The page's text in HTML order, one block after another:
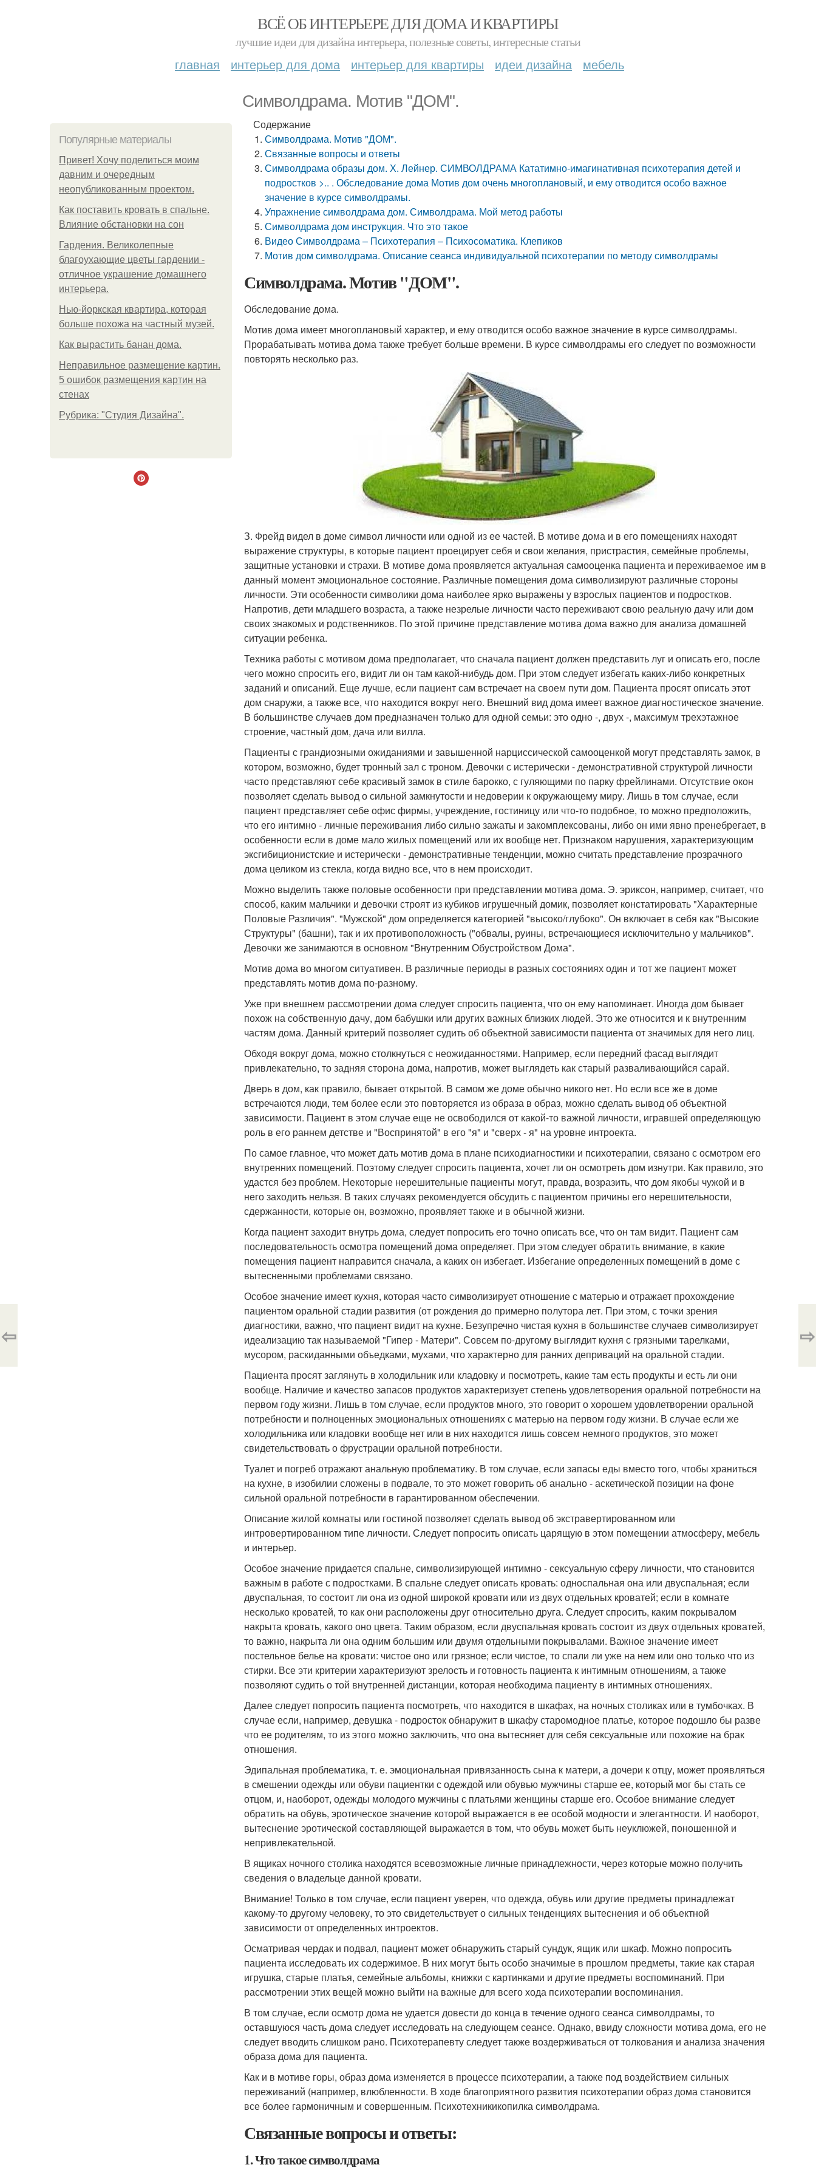
ВСЁ ОБ ИНТЕРЬЕРЕ ДЛЯ ДОМА И КВАРТИРЫ
лучшие идеи для дизайна интерьера, полезные советы, интересные статьи
главная интерьер для дома интерьер для квартиры идеи дизайна мебель
Символдрама. Мотив "ДОМ".
Популярные материалы
Привет! Хочу поделиться моим
давним и очередным
неопубликованным проектом.
Как поставить кровать в спальне.
Влияние обстановки на сон
Гардения. Великолепные
благоухающие цветы гардении -
отличное украшение домашнего
интерьера.
Нью-йоркская квартира, которая
больше похожа на частный музей.
Как вырастить банан дома.
Неправильное размещение картин.
5 ошибок размещения картин на
стенах
Рубрика: "Студия Дизайна".
Содержание
Символдрама. Мотив "ДОМ".
Связанные вопросы и ответы
Символдрама образы дом. Х. Лейнер. СИМВОЛДРАМА Кататимно-имагинативная психотерапия детей и
подростков >.. . Обследование дома Мотив дом очень многоплановый, и ему отводится особо важное
значение в курсе символдрамы.
Упражнение символдрама дом. Символдрама. Мой метод работы
Символдрама дом инструкция. Что это такое
Видео Символдрама – Психотерапия – Психосоматика. Клепиков
Мотив дом символдрама. Описание сеанса индивидуальной психотерапии по методу символдрамы
Символдрама. Мотив "ДОМ".
Обследование дома.
Мотив дома имеет многоплановый характер, и ему отводится особо важное значение в курсе символдрамы.
Прорабатывать мотива дома также требует больше времени. В курсе символдрамы его следует по возможности
повторять несколько раз.
З. Фрейд видел в доме символ личности или одной из ее частей. В мотиве дома и в его помещениях находят
выражение структуры, в которые пациент проецирует себя и свои желания, пристрастия, семейные проблемы,
защитные установки и страхи. В мотиве дома проявляется актуальная самооценка пациента и переживаемое им в
данный момент эмоциональное состояние. Различные помещения дома символизируют различные стороны
личности. Эти особенности символики дома наиболее ярко выражены у взрослых пациентов и подростков.
Напротив, дети младшего возраста, а также незрелые личности часто переживают свою реальную дачу или дом
своих знакомых и родственников. По этой причине представление мотива дома важно для анализа домашней
ситуации ребенка.
Техника работы с мотивом дома предполагает, что сначала пациент должен представить луг и описать его, после
чего можно спросить его, видит ли он там какой-нибудь дом. При этом следует избегать каких-либо конкретных
заданий и описаний. Еще лучше, если пациент сам встречает на своем пути дом. Пациента просят описать этот
дом снаружи, а также все, что находится вокруг него. Внешний вид дома имеет важное диагностическое значение.
В большинстве случаев дом предназначен только для одной семьи: это одно -, двух -, максимум трехэтажное
строение, частный дом, дача или вилла.
Пациенты с грандиозными ожиданиями и завышенной нарциссической самооценкой могут представлять замок, в
котором, возможно, будет тронный зал с троном. Девочки с истерически - демонстративной структурой личности
часто представляют себе красивый замок в стиле барокко, с гуляющими по парку фрейлинами. Отсутствие окон
позволяет сделать вывод о сильной замкнутости и недоверии к окружающему миру. Лишь в том случае, если
пациент представляет себе офис фирмы, учреждение, гостиницу или что-то подобное, то можно предположить,
что его интимно - личные переживания либо сильно зажаты и закомплексованы, либо он ими явно пренебрегает, в
особенности если в доме мало жилых помещений или их вообще нет. Признаком нарушения, характеризующим
эксгибиционистские и истерически - демонстративные тенденции, можно считать представление прозрачного
дома целиком из стекла, когда видно все, что в нем происходит.
Можно выделить также половые особенности при представлении мотива дома. Э. эриксон, например, считает, что
способ, каким мальчики и девочки строят из кубиков игрушечный домик, позволяет констатировать "Характерные
Половые Различия". "Мужской" дом определяется категорией "высоко/глубоко". Он включает в себя как "Высокие
Структуры" (башни), так и их противоположность ("обвалы, руины, встречающиеся исключительно у мальчиков".
Девочки же занимаются в основном "Внутренним Обустройством Дома".
Мотив дома во многом ситуативен. В различные периоды в разных состояниях один и тот же пациент может
представлять мотив дома по-разному.
Уже при внешнем рассмотрении дома следует спросить пациента, что он ему напоминает. Иногда дом бывает
похож на собственную дачу, дом бабушки или других важных близких людей. Это же относится и к внутренним
частям дома. Данный критерий позволяет судить об объектной зависимости пациента от значимых для него лиц.
Обходя вокруг дома, можно столкнуться с неожиданностями. Например, если передний фасад выглядит
привлекательно, то задняя сторона дома, напротив, может выглядеть как старый разваливающийся сарай.
Дверь в дом, как правило, бывает открытой. В самом же доме обычно никого нет. Но если все же в доме
встречаются люди, тем более если это повторяется из образа в образ, можно сделать вывод об объектной
зависимости. Пациент в этом случае еще не освободился от какой-то важной личности, игравшей определяющую
роль в его раннем детстве и "Воспринятой" в его "я" и "сверх - я" на уровне интроекта.
По самое главное, что может дать мотив дома в плане психодиагностики и психотерапии, связано с осмотром его
внутренних помещений. Поэтому следует спросить пациента, хочет ли он осмотреть дом изнутри. Как правило, это
удастся без проблем. Некоторые нерешительные пациенты могут, правда, возразить, что дом якобы чужой и в
него заходить нельзя. В таких случаях рекомендуется обсудить с пациентом причины его нерешительности,
сдержанности, которые он, возможно, проявляет также и в обычной жизни.
Когда пациент заходит внутрь дома, следует попросить его точно описать все, что он там видит. Пациент сам
последовательность осмотра помещений дома определяет. При этом следует обратить внимание, в какие
помещения пациент направится сначала, а каких он избегает. Избегание определенных помещений в доме с
вытесненными проблемами связано.
Особое значение имеет кухня, которая часто символизирует отношение с матерью и отражает прохождение
пациентом оральной стадии развития (от рождения до примерно полутора лет. При этом, с точки зрения
диагностики, важно, что пациент видит на кухне. Безупречно чистая кухня в большинстве случаев символизирует
идеализацию так называемой "Гипер - Матери". Совсем по-другому выглядит кухня с грязными тарелками,
мусором, раскиданными объедками, мухами, что характерно для ранних деприваций на оральной стадии.
Пациента просят заглянуть в холодильник или кладовку и посмотреть, какие там есть продукты и есть ли они
вообще. Наличие и качество запасов продуктов характеризует степень удовлетворения оральной потребности на
первом году жизни. Лишь в том случае, если продуктов много, это говорит о хорошем удовлетворении оральной
потребности и полноценных эмоциональных отношениях с матерью на первом году жизни. В случае если же
холодильника или кладовки вообще нет или в них находится лишь совсем немного продуктов, это может
свидетельствовать о фрустрации оральной потребности.
Туалет и погреб отражают анальную проблематику. В том случае, если запасы еды вместо того, чтобы храниться
на кухне, в изобилии сложены в подвале, то это может говорить об анально - аскетической позиции на фоне
сильной оральной потребности в гарантированном обеспечении.
Описание жилой комнаты или гостиной позволяет сделать вывод об экстравертированном или
интровертированном типе личности. Следует попросить описать царящую в этом помещении атмосферу, мебель
и интерьер.
Особое значение придается спальне, символизирующей интимно - сексуальную сферу личности, что становится
важным в работе с подростками. В спальне следует описать кровать: односпальная она или двуспальная; если
двуспальная, то состоит ли она из одной широкой кровати или из двух отдельных кроватей; если в комнате
несколько кроватей, то как они расположены друг относительно друга. Следует спросить, каким покрывалом
накрыта кровать, какого оно цвета. Таким образом, если двуспальная кровать состоит из двух отдельных кроватей,
то важно, накрыта ли она одним большим или двумя отдельными покрывалами. Важное значение имеет
постельное белье на кровати: чистое оно или грязное; если чистое, то спали ли уже на нем или оно только что из
стирки. Все эти критерии характеризуют зрелость и готовность пациента к интимным отношениям, а также
позволяют судить о той внутренней дистанции, которая необходима пациенту в интимных отношениях.
Далее следует попросить пациента посмотреть, что находится в шкафах, на ночных столиках или в тумбочках. В
случае если, например, девушка - подросток обнаружит в шкафу старомодное платье, которое подошло бы разве
что ее родителям, то из этого можно заключить, что она вытесняет для себя сексуальные или похожие на брак
отношения.
Эдипальная проблематика, т. е. эмоциональная привязанность сына к матери, а дочери к отцу, может проявляться
в смешении одежды или обуви пациентки с одеждой или обувью мужчины старше ее, который мог бы стать се
отцом, и, наоборот, одежды молодого мужчины с платьями женщины старше его. Особое внимание следует
обратить на обувь, эротическое значение которой выражается в ее особой модности и элегантности. И наоборот,
вытеснение эротической составляющей выражается в том, что обувь может быть неуклюжей, поношенной и
непривлекательной.
В ящиках ночного столика находятся всевозможные личные принадлежности, через которые можно получить
сведения о владельце данной кровати.
Внимание! Только в том случае, если пациент уверен, что одежда, обувь или другие предметы принадлежат
какому-то другому человеку, то это свидетельствует о сильных тенденциях вытеснения и об объектной
зависимости от определенных интроектов.
Осматривая чердак и подвал, пациент может обнаружить старый сундук, ящик или шкаф. Можно попросить
пациента исследовать их содержимое. В них могут быть особо значимые в прошлом предметы, такие как старая
игрушка, старые платья, семейные альбомы, книжки с картинками и другие предметы воспоминаний. При
рассмотрении этих вещей можно выйти на важные для всего хода психотерапии воспоминания.
В том случае, если осмотр дома не удается довести до конца в течение одного сеанса символдрамы, то
оставшуюся часть дома следует исследовать на следующем сеансе. Однако, ввиду сложности мотива дома, его не
следует вводить слишком рано. Психотерапевту следует также воздерживаться от толкования и анализа значения
образа дома для пациента.
Как и в мотиве горы, образ дома изменяется в процессе психотерапии, а также под воздействием сильных
переживаний (например, влюбленности. В ходе благоприятного развития психотерапии образ дома становится
все более гармоничным и совершенным. Психотехникикопилка символдрама.
Связанные вопросы и ответы:
1. Что такое символдрама
⇦ ⇨